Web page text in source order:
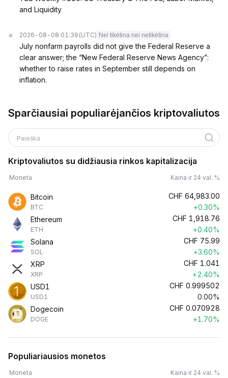
and Liquidity
2026-08-08 01:39 (UTC) Nei tikėtina nei netikėtina
July nonfarm payrolls did not give the Federal Reserve a
clear answer; the “New Federal Reserve News Agency”:
whether to raise rates in September still depends on
inflation.
Sparčiausiai populiarėjančios kriptovaliutos
Paieška
Kriptovaliutos su didžiausia rinkos kapitalizacija
Moneta Kaina ir 24 val. %
Bitcoin
BTC
CHF 64,983.00
+0.30%
Ethereum
ETH
CHF 1,918.76
+0.40%
Solana
SOL
CHF 75.99
+3.60%
XRP
XRP
CHF 1.041
+2.40%
USD1
USD1
CHF 0.999502
0.00%
Dogecoin
DOGE
CHF 0.070928
+1.70%
Populiariausios monetos
Moneta Kaina ir 24 val. %